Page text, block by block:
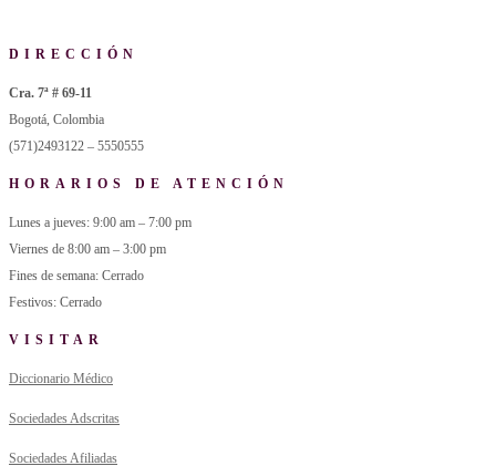
DIRECCIÓN
Cra. 7ª # 69-11
Bogotá, Colombia
(571)2493122 – 5550555
HORARIOS DE ATENCIÓN
Lunes a jueves: 9:00 am – 7:00 pm
Viernes de 8:00 am – 3:00 pm
Fines de semana: Cerrado
Festivos: Cerrado
VISITAR
Diccionario Médico
Sociedades Adscritas
Sociedades Afiliadas